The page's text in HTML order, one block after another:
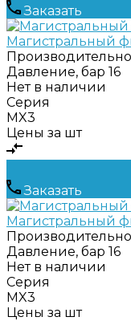
Заказать
Магистральный
Давление, бар 16
Нет в наличии
Серия
MX3
Цены за шт
Заказать
Магистральный
Давление, бар 16
Нет в наличии
Серия
MX3
Цены за шт